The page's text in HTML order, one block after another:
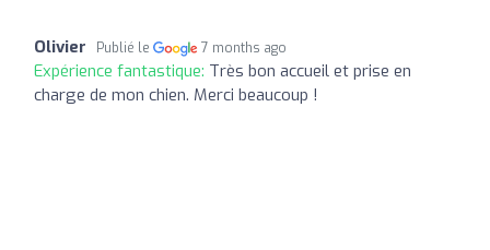
Olivier Publié le 7 months ago
Expérience fantastique: Très bon accueil et prise en
charge de mon chien. Merci beaucoup !